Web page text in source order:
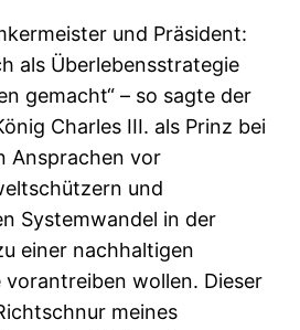
und Präsident:
als Überlebensstrategie
gemacht“ – so sagte der
Charles III. als Prinz bei
Ansprachen vor
und
Systemwandel in der
einer nachhaltigen
wollen. Dieser
meines